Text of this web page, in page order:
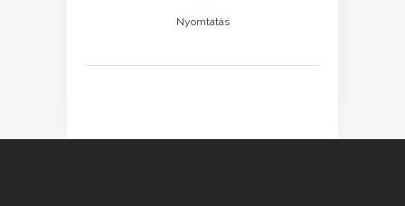
Nyomtatás